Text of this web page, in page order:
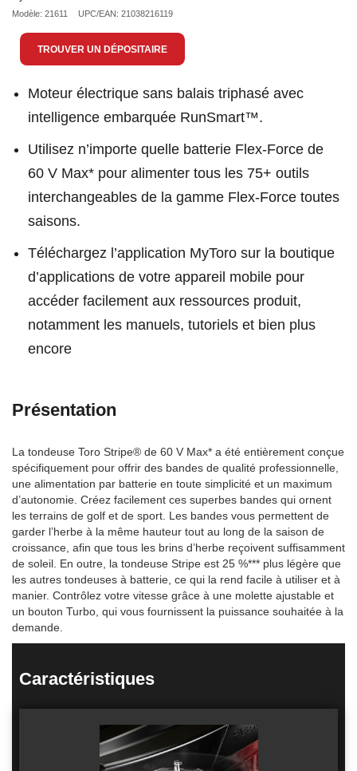
Modèle: 21611 UPC/EAN: 21038216119
TROUVER UN DÉPOSITAIRE
Moteur électrique sans balais triphasé avec
intelligence embarquée RunSmart™.
Utilisez n’importe quelle batterie Flex-Force de
60 V Max* pour alimenter tous les 75+ outils
interchangeables de la gamme Flex-Force toutes
saisons.
Téléchargez l’application MyToro sur la boutique
d’applications de votre appareil mobile pour
accéder facilement aux ressources produit,
notamment les manuels, tutoriels et bien plus
encore
Présentation
La tondeuse Toro Stripe® de 60 V Max* a été entièrement conçue
spécifiquement pour offrir des bandes de qualité professionnelle,
une alimentation par batterie en toute simplicité et un maximum
d’autonomie. Créez facilement ces superbes bandes qui ornent
les terrains de golf et de sport. Les bandes vous permettent de
garder l’herbe à la même hauteur tout au long de la saison de
croissance, afin que tous les brins d’herbe reçoivent suffisamment
de soleil. En outre, la tondeuse Stripe est 25 %*** plus légère que
les autres tondeuses à batterie, ce qui la rend facile à utiliser et à
manier. Contrôlez votre vitesse grâce à une molette ajustable et
un bouton Turbo, qui vous fournissent la puissance souhaitée à la
demande.
Caractéristiques